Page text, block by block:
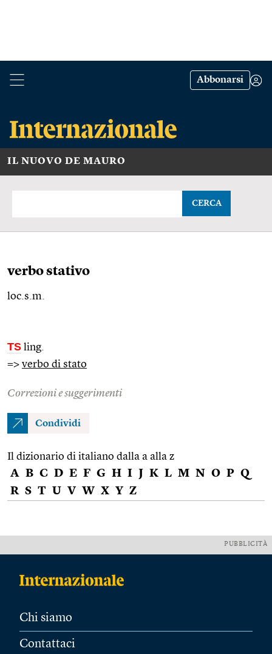
Abbonarsi
IL NUOVO DE MAURO
CERCA
verbo stativo
loc.s.m.
TS ling.
=> verbo di stato
Correzioni e suggerimenti
Condividi
Il dizionario di italiano dalla a alla z
A B C D E F G H I J K L M N O P Q
R S T U V W X Y Z
PUBBLICITÀ
Chi siamo
Contattaci